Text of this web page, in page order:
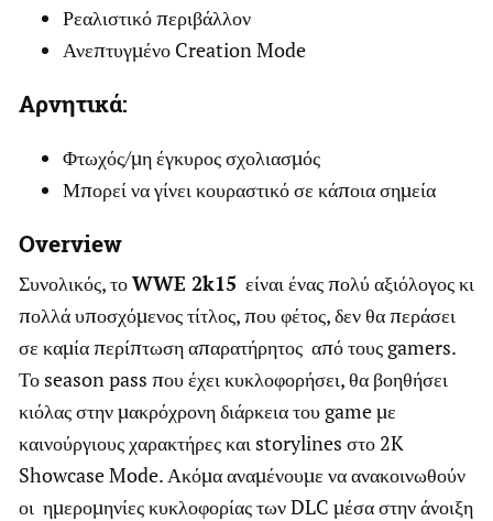
Ρεαλιστικό περιβάλλον
Ανεπτυγμένο Creation Mode
Αρνητικά:
Φτωχός/μη έγκυρος σχολιασμός
Μπορεί να γίνει κουραστικό σε κάποια σημεία
Οverview
Συνολικός, τοWWE 2k15 είναι ένας πολύ αξιόλογος κι
πολλά υποσχόμενος τίτλος, που φέτος, δεν θα περάσει
σε καμία περίπτωση απαρατήρητος από τους gamers.
Το season pass που έχει κυκλοφορήσει, θα βοηθήσει
κιόλας στην μακρόχρονη διάρκεια του game με
καινούργιους χαρακτήρες και storylines στο 2K
Showcase Mode. Ακόμα αναμένουμε να ανακοινωθούν
οι ημερομηνίες κυκλοφορίας των DLC μέσα στην άνοιξη